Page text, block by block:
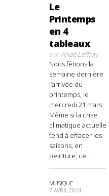
Le
Printemps
en 4
tableaux
parAnaë Leffray
Nous fêtions la
semaine dernière
l’arrivée du
printemps, le
mercredi 21 mars.
Même si la crise
climatique actuelle
tend à effacer les
saisons, en
peinture, ce...
MUSIQUE
7 AVRIL 2024